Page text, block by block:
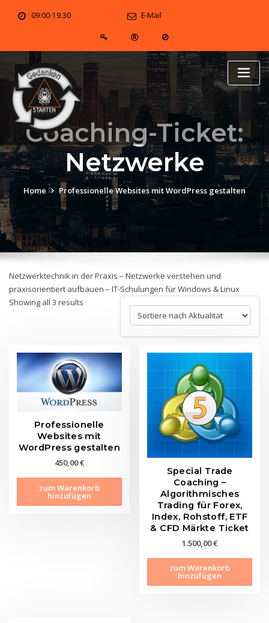
09:00-19.30 E-Mail
Coaching-Ticket:
Netzwerke
Home Professionelle Websites mit WordPress gestalten
Netzwerktechnik in der Praxis – Netzwerke verstehen und
praxisorientiert aufbauen – IT-Schulungen für Windows & Linux
Showing all 3 results
Professionelle
Websites mit
WordPress gestalten
450,00€
zum Warenkorb
hinzufügen
Special Trade
Coaching –
Algorithmisches
Trading für Forex,
Index, Rohstoff, ETF
& CFD Märkte Ticket
1.500,00€
zum Warenkorb
hinzufügen